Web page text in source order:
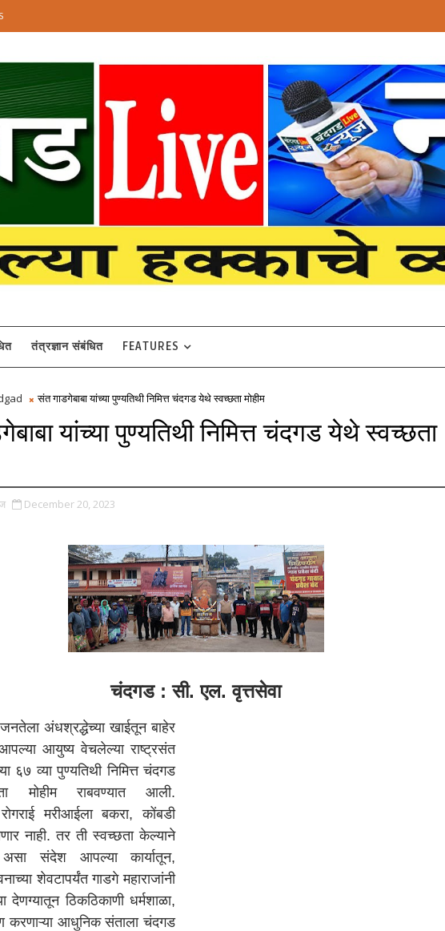
तंत्रज्ञान संबंधित FEATURES
संत गाडगेबाबा यांच्या पुण्यतिथी निमित्त चंदगड येथे स्वच्छता मोहीम
यांच्या पुण्यतिथी निमित्त चंदगड येथे स्वच्छता
December 20, 2023
चंदगड : सी. एल. वृत्तसेवा
अंधश्रद्धेच्या खाईतून बाहेर
आपल्या आयुष्य वेचलेल्या राष्ट्रसंत
६७ व्या पुण्यतिथी निमित्त चंदगड
मोहीम राबवण्यात आली.
रोगराई मरीआईला बकरा, कोंबडी
नाही. तर ती स्वच्छता केल्याने
संदेश आपल्या कार्यातून,
शेवटापर्यंत गाडगे महाराजांनी
देणग्यातून ठिकठिकाणी धर्मशाळा,
करणाऱ्या आधुनिक संताला चंदगड